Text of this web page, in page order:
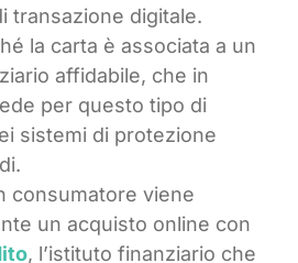
transazione digitale.
la carta è associata a un
affidabile, che in
per questo tipo di
sistemi di protezione
consumatore viene
un acquisto online con
, l’istituto finanziario che